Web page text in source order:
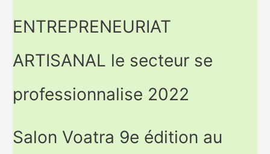
ENTREPRENEURIAT
ARTISANAL le secteur se
professionnalise 2022
Salon Voatra 9e édition au